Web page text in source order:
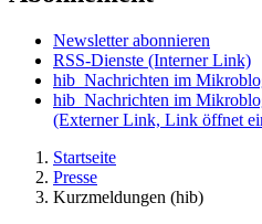
Newsletter abonnieren
RSS-Dienste (Interner Link)
hib_Nachrichten im
hib_Nachrichten im
(Externer Link, Link öffnet
Startseite
Presse
Kurzmeldungen (hib)